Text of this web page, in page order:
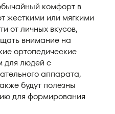
комфорт в
жесткими или мягкими
от личных вкусов,
внимание на
ортопедические
для людей с
аппарата,
будут полезны
для формирования